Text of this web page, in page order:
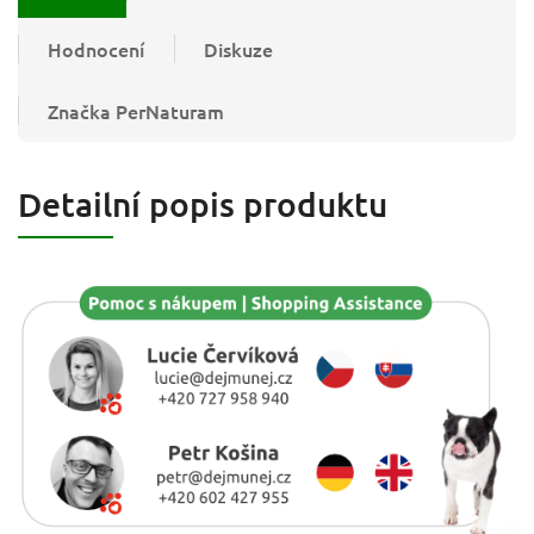
Hodnocení Diskuze
Značka PerNaturam
Detailní popis produktu